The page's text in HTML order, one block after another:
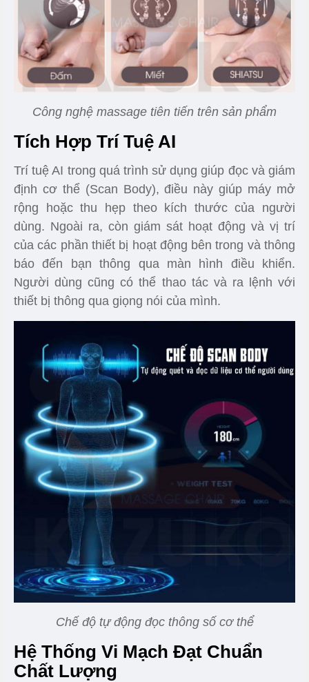
Công nghệ massage tiên tiến trên sản phẩm
Tích Hợp Trí Tuệ AI
Trí tuệ AI trong quá trình sử dụng giúp đọc và giám
định cơ thể (Scan Body), điều này giúp máy mở
rộng hoặc thu hẹp theo kích thước của người
dùng. Ngoài ra, còn giám sát hoạt động và vị trí
của các phần thiết bị hoạt động bên trong và thông
báo đến bạn thông qua màn hình điều khiển.
Người dùng cũng có thể thao tác và ra lệnh với
thiết bị thông qua giọng nói của mình.
Chế độ tự động đọc thông số cơ thể
Hệ Thống Vi Mạch Đạt Chuẩn
Chất Lượng